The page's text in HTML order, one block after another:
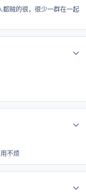
贼的很，很少一群在一起
不烦